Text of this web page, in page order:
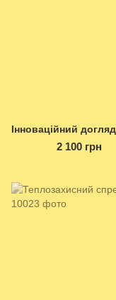
2 100 грн